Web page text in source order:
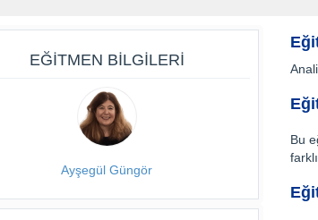
EĞITMEN BILGILERI
Ayşegül Güngör
Bu